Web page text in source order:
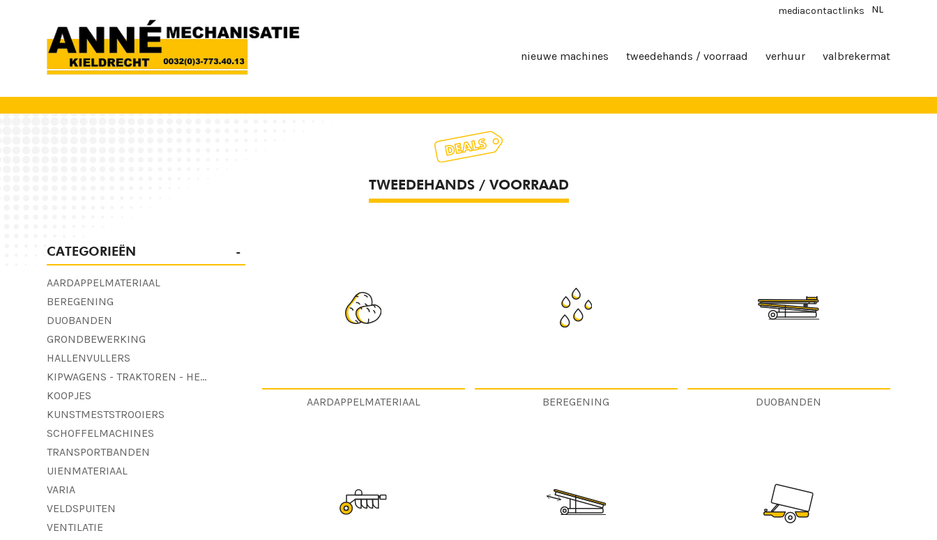
mediacontactlinks NL
nieuwe machines tweedehands / voorraad verhuur valbrekermat
TWEEDEHANDS / VOORRAAD
CATEGORIEËN
AARDAPPELMATERIAAL
BEREGENING
DUOBANDEN
GRONDBEWERKING
HALLENVULLERS
KIPWAGENS - TRAKTOREN - HEFTRUCKS - MAAIDORSERS
KOOPJES
KUNSTMESTSTROOIERS
SCHOFFELMACHINES
TRANSPORTBANDEN
UIENMATERIAAL
VARIA
VELDSPUITEN
VENTILATIE
AARDAPPELMATERIAAL BEREGENING DUOBANDEN